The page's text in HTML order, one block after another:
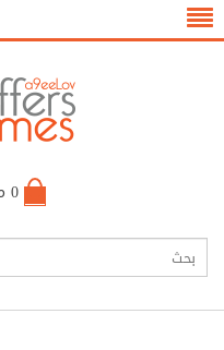
0 منتجات - S.R 0